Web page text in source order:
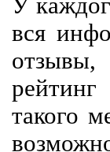
У
вся
отзывы,
такого